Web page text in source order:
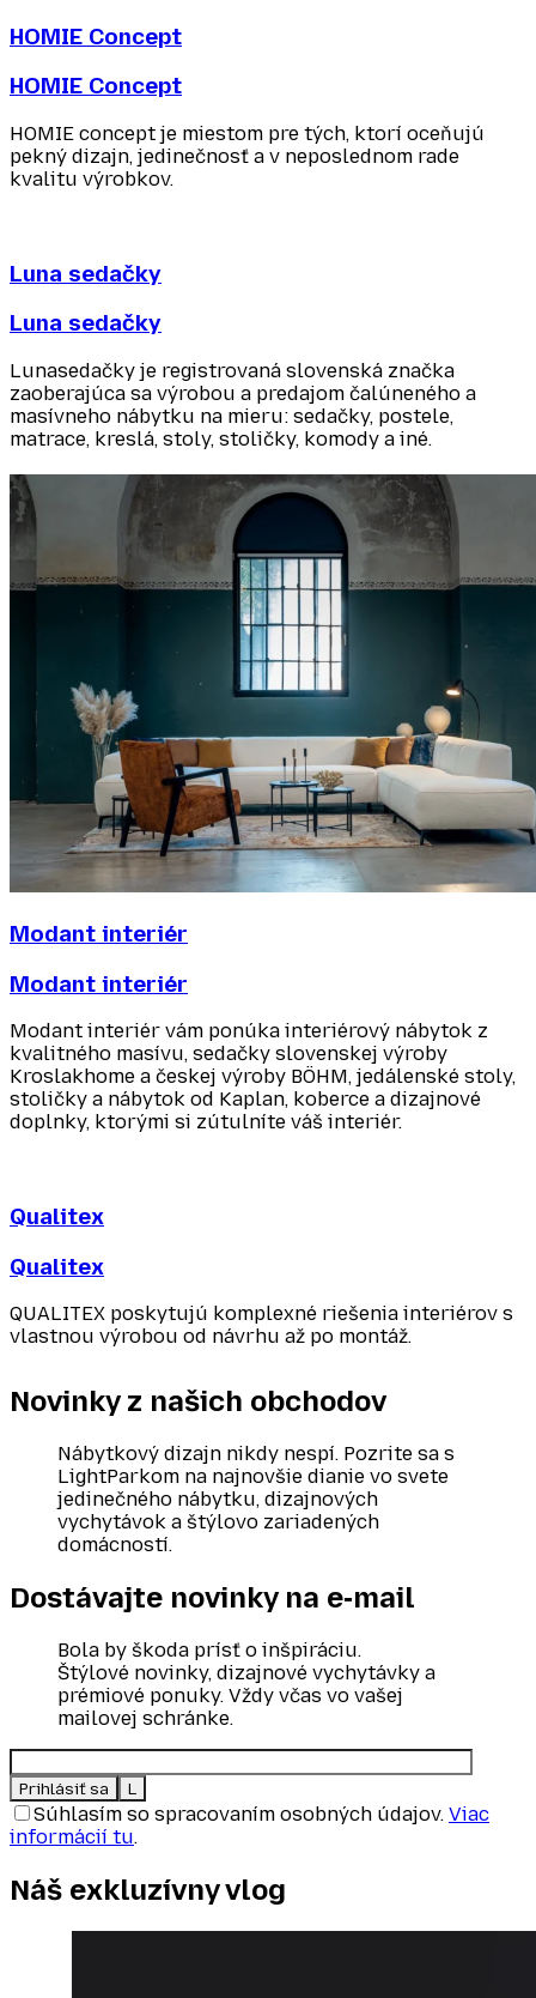
HOMIE Concept
HOMIE Concept
HOMIE concept je miestom pre tých, ktorí oceňujú
pekný dizajn, jedinečnosť a v neposlednom rade
kvalitu výrobkov.
Luna sedačky
Luna sedačky
Lunasedačky je registrovaná slovenská značka
zaoberajúca sa výrobou a predajom čalúneného a
masívneho nábytku na mieru: sedačky, postele,
matrace, kreslá, stoly, stoličky, komody a iné.
Modant interiér
Modant interiér
Modant interiér vám ponúka interiérový nábytok z
kvalitného masívu, sedačky slovenskej výroby
Kroslakhome a českej výroby BÖHM, jedálenské stoly,
stoličky a nábytok od Kaplan, koberce a dizajnové
doplnky, ktorými si zútulníte váš interiér.
Qualitex
Qualitex
QUALITEX poskytujú komplexné riešenia interiérov s
vlastnou výrobou od návrhu až po montáž.
Novinky z našich obchodov
Nábytkový dizajn nikdy nespí. Pozrite sa s
LightParkom na najnovšie dianie vo svete
jedinečného nábytku, dizajnových
vychytávok a štýlovo zariadených
domácností.
Dostávajte novinky na e‑mail
Bola by škoda prísť o inšpiráciu.
Štýlové novinky, dizajnové vychytávky a
prémiové ponuky. Vždy včas vo vašej
mailovej schránke.
Súhlasím so spracovaním osobných údajov. Viac
informácií tu.
Náš exkluzívnyvlog